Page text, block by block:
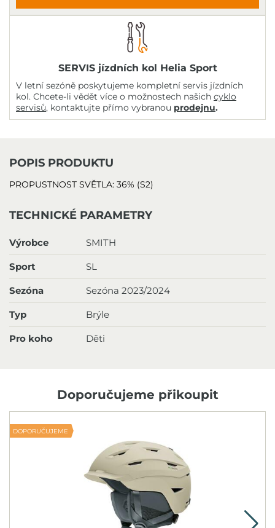
SERVIS jízdních kol Helia Sport
V letní sezóně poskytujeme kompletní servis jízdních
kol. Chcete-li vědět více o možnostech našich cyklo
servisů, kontaktujte přímo vybranou prodejnu.
POPIS PRODUKTU
PROPUSTNOST SVĚTLA: 36% (S2)
TECHNICKÉ PARAMETRY
Výrobce SMITH
Sport SL
Sezóna Sezóna 2023/2024
Typ Brýle
Pro koho Děti
Doporučujeme přikoupit
DOPORUČUJEME